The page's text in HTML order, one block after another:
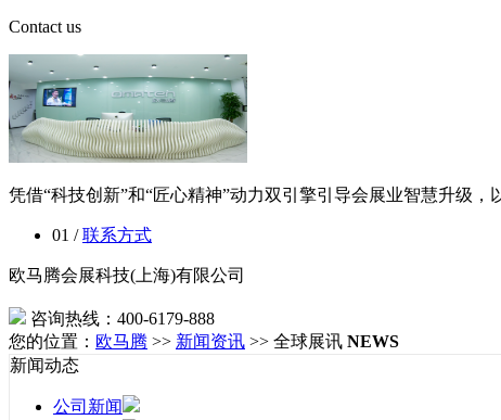
Contact us
凭借“科技创新”和“匠心精神”动力双引擎引导会展业智慧升级
01 /联系方式
欧马腾会展科技(上海)有限公司
咨询热线：400-6179-888
您的位置： 欧马腾 >> 新闻资讯 >> 全球展讯 NEWS
新闻动态
公司新闻